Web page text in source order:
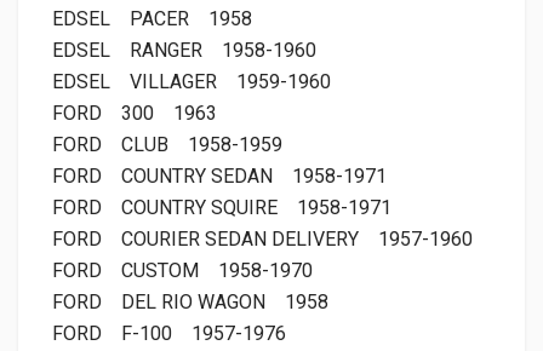
EDSEL
PACER
1958
EDSEL
RANGER
1958-1960
EDSEL
VILLAGER
1959-1960
FORD
300
1963
FORD
CLUB
1958-1959
FORD
COUNTRY SEDAN
1958-1971
FORD
COUNTRY SQUIRE
1958-1971
FORD
COURIER SEDAN DELIVERY
1957-1960
FORD
CUSTOM
1958-1970
FORD
DEL RIO WAGON
1958
FORD
F-100
1957-1976